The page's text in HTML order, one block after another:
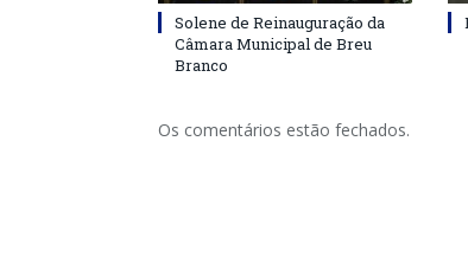
Solene de Reinauguração da
Câmara Municipal de Breu
Branco
Os comentários estão fechados.